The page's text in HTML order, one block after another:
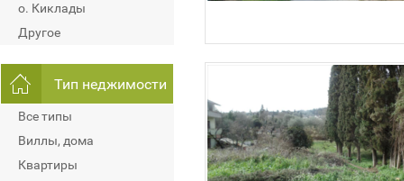
о. Киклады
Другое
Тип неджимости
Все типы
Виллы, дома
Квартиры